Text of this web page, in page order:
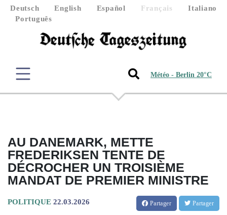
Deutsch English Español Français
Italiano
Português
Météo - Berlin 20°C
AU DANEMARK, METTE
FREDERIKSEN TENTE DE
DÉCROCHER UN TROISIÈME
MANDAT DE PREMIER MINISTRE
POLITIQUE 22.03.2026 Partager Partager